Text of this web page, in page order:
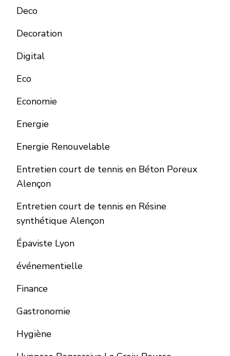
Deco
Decoration
Digital
Eco
Economie
Energie
Energie Renouvelable
Entretien court de tennis en Béton Poreux
Alençon
Entretien court de tennis en Résine
synthétique Alençon
Épaviste Lyon
événementielle
Finance
Gastronomie
Hygiène